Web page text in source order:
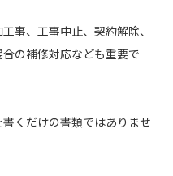
事、工事中止、契約解除、
の補修対応なども重要で
くだけの書類ではありませ